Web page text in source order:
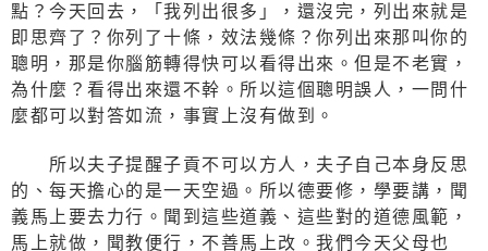
點？今天回去，「我列出很多」，還沒完，列出來就是
即思齊了？你列了十條，效法幾條？你列出來那叫你的
聰明，那是你腦筋轉得快可以看得出來。但是不老實，
為什麼？看得出來還不幹。所以這個聰明誤人，一問什
麼都可以對答如流，事實上沒有做到。
所以夫子提醒子貢不可以方人，夫子自己本身反思
的、每天擔心的是一天空過。所以德要修，學要講，聞
義馬上要去力行。聞到這些道義、這些對的道德風範，
馬上就做，聞教便行，不善馬上改。我們今天父母也